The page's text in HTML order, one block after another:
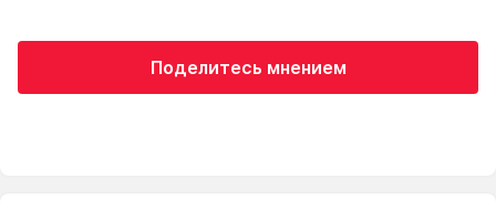
Поделитесь мнением